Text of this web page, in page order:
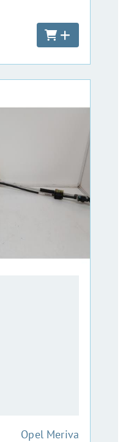
:Opel Meriva